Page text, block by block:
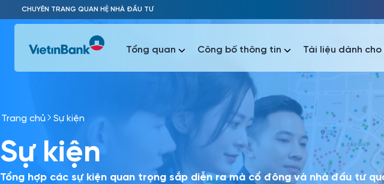
Skip to Main Content
CHUYÊN TRANG QUAN HỆ NHÀ ĐẦU TƯ
Phổ biến nhất
Báo cáo tài chính Thông tin giao
Tổng quan Công bố thông tin Tài liệu dành cho
Phổ biến nhất
Thông tin giao
Trang chủ Sự kiện
Sự kiện
Tổng hợp các sự kiện quan trọng sắp diễn ra mà cổ đông và nhà đầu tư